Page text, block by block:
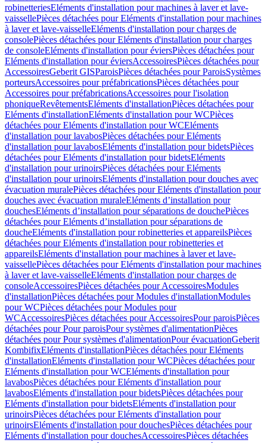
robinetteriesEléments d'installation pour machines à laver et lave-
vaissellePièces détachées pour Eléments d'installation pour machines
à laver et lave-vaisselleEléments d'installation pour charges de
consolePièces détachées pour Eléments d'installation pour charges
de consoleEléments d'installation pour éviersPièces détachées pour
Eléments d'installation pour éviersAccessoiresPièces détachées pour
AccessoiresGeberit GISParoisPièces détachées pour ParoisSystèmes
porteursAccessoires pour préfabricationsPièces détachées pour
Accessoires pour préfabricationsAccessoires pour l'isolation
phoniqueRevêtementsEléments d'installationPièces détachées pour
Eléments d'installationEléments d'installation pour WCPièces
détachées pour Eléments d'installation pour WCEléments
d'installation pour lavabosPièces détachées pour Eléments
d'installation pour lavabosEléments d'installation pour bidetsPièces
détachées pour Eléments d'installation pour bidetsEléments
d'installation pour urinoirsPièces détachées pour Eléments
d'installation pour urinoirsEléments d'installation pour douches avec
évacuation muralePièces détachées pour Eléments d'installation pour
douches avec évacuation muraleEléments d’installation pour
douchesEléments d’installation pour séparations de douchePièces
détachées pour Eléments d’installation pour séparations de
doucheEléments d'installation pour robinetteries et appareilsPièces
détachées pour Eléments d'installation pour robinetteries et
appareilsEléments d'installation pour machines à laver et lave-
vaissellePièces détachées pour Eléments d'installation pour machines
à laver et lave-vaisselleEléments d'installation pour charges de
consoleAccessoiresPièces détachées pour AccessoiresModules
d'installationPièces détachées pour Modules d'installationModules
pour WCPièces détachées pour Modules pour
WCAccessoiresPièces détachées pour AccessoiresPour paroisPièces
détachées pour Pour paroisPour systèmes d'alimentationPièces
détachées pour Pour systèmes d'alimentationPour évacuationGeberit
KombifixEléments d'installationPièces détachées pour Eléments
d'installationEléments d'installation pour WCPièces détachées pour
Eléments d'installation pour WCEléments d'installation pour
lavabosPièces détachées pour Eléments d'installation pour
lavabosEléments d'installation pour bidetsPièces détachées pour
Eléments d'installation pour bidetsEléments d'installation pour
urinoirsPièces détachées pour Eléments d'installation pour
urinoirsEléments d'installation pour douchesPièces détachées pour
Eléments d'installation pour douchesAccessoiresPièces détachées